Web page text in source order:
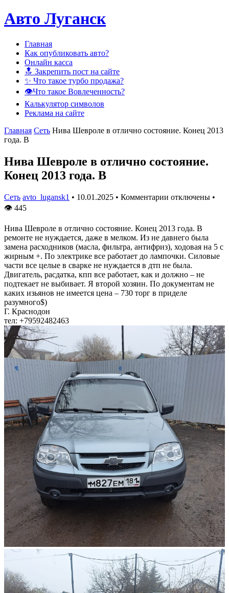
Авто Луганск
Главная
Как опубликовать авто?
Онлайн касса
🔝 Закрепить пост на сайте
✨ Что такое турбо продажа?
👁️Что такое Вовлеченность?
Калькулятор символов
Реклама на сайте
Главная Сеть Нива Шевроле в отлично состояние. Конец 2013
года. В
Нива Шевроле в отлично состояние.
Конец 2013 года. В
Сеть avto_lugansk1 • 10.01.2025 • Комментарии отключены •
👁 445
Нива Шевроле в отлично состояние. Конец 2013 года. В
ремонте не нуждается, даже в мелком. Из не давнего была
замена расходников (масла, фильтра, антифриз), ходовая на 5 с
жирным +. По электрике все работает до лампочки. Силовые
части все целые в сварке не нуждается в дтп не была.
Двигатель, расдатка, кпп все работает, как и должно – не
подтекает не выбивает. Я второй хозяин. По документам не
каких изьянов не имеется цена – 730 торг в приделе
разумного$)
Г. Краснодон
тел: +79592482463